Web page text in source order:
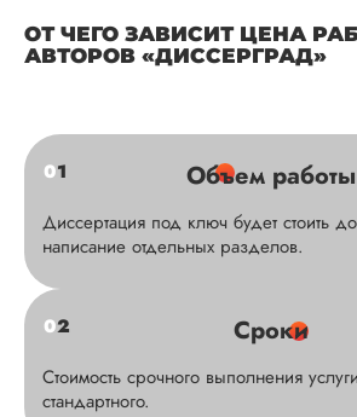
ОТ ЧЕГО ЗАВИСИТ ЦЕНА
АВТОРОВ «ДИССЕРГРАД»
01 Объем работы
Диссертация под ключ будет стоить
написание отдельных разделов.
02 Сроки
Стоимость срочного выполнения
стандартного.